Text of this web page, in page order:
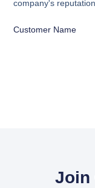
company's
Customer Name
Join